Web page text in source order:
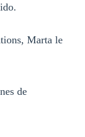
Marta le
de